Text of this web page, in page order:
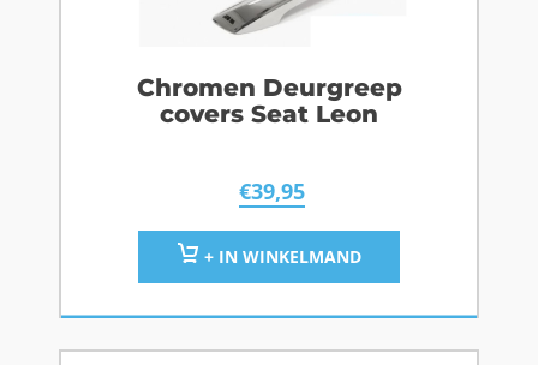
Chromen Deurgreep
covers Seat Leon
€39,95
+ IN WINKELMAND